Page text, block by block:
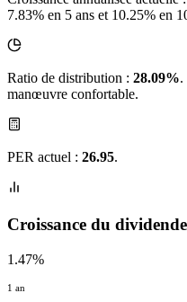
7.83% en 5 ans et 10.25% en
Ratio de distribution : 28.09%.
manœuvre confortable.
PER actuel : 26.95.
Croissance du dividende
1.47%
1 an